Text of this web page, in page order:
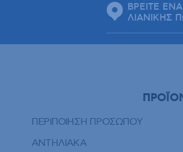
ΒΡΕΙΤΕ
ΛΙΑΝΙΚΗΣ
ΠΕΡΙΠΟΙΗΣΗ ΠΡΟΣΩΠΟΥ
ΑΝΤΗΛΙΑΚΑ